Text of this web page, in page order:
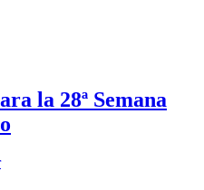
la 28ª Semana